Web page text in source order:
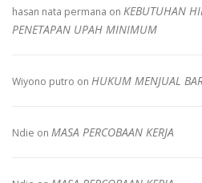
hasan nata permana on KEBUTUHAN
PENETAPAN UPAH MINIMUM
Wiyono putro on HUKUM MENJUAL
Ndie on MASA PERCOBAAN KERJA